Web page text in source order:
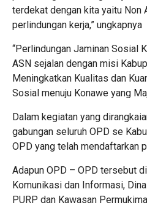
terdekat dengan kita yaitu Non
perlindungan kerja,” ungkapnya
“Perlindungan Jaminan Sosial
ASN sejalan dengan misi
Meningkatkan Kualitas dan
Sosial menuju Konawe yang
Dalam kegiatan yang
gabungan seluruh OPD se
OPD yang telah mendaftarkan
Adapun OPD – OPD tersebut
Komunikasi dan Informasi,
PURP dan Kawasan